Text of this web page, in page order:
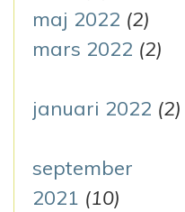
maj 2022 (2)
mars 2022 (2)
januari 2022 (2)
september
2021 (10)